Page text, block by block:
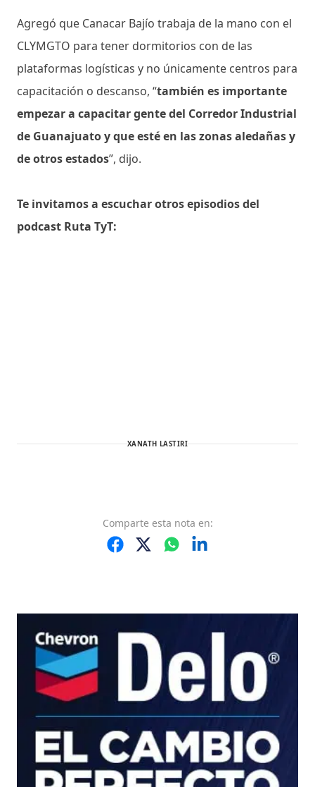
Agregó que Canacar Bajío trabaja de la mano con el
CLYMGTO para tener dormitorios con de las
plataformas logísticas y no únicamente centros para
capacitación o descanso, “también es importante
empezar a capacitar gente del Corredor Industrial
de Guanajuato y que esté en las zonas aledañas y
de otros estados”, dijo.
Te invitamos a escuchar otros episodios del
podcast Ruta TyT:
XANATH LASTIRI
Comparte esta nota en: